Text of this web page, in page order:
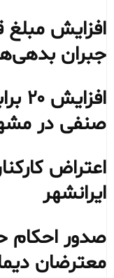
افزایش
جبران
صنفی در
اعتراض
ایرانشهر
معترضان